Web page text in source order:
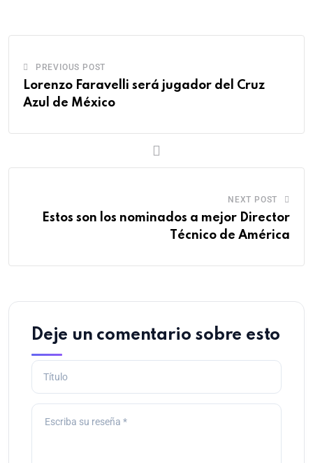
PREVIOUS POST
Lorenzo Faravelli será jugador del Cruz
Azul de México
NEXT POST
Estos son los nominados a mejor Director
Técnico de América
Deje un comentario sobre esto